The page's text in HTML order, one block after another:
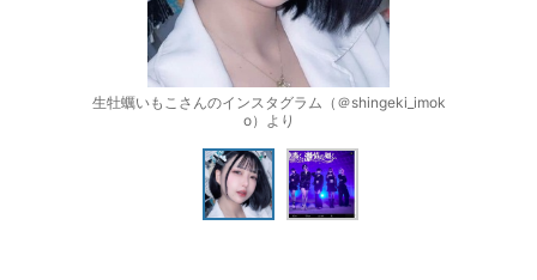
生牡蠣いもこさんのインスタグラム（＠shingeki_imok
o）より